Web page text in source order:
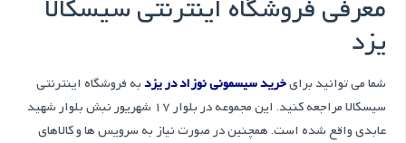
معرفی فروشگاه اینترنتی سیسکالا
یزد
شما می توانید برایخرید سیسمونی نوزاد در یزدبه فروشگاه اینترنتی
سیسکالا مراجعه کنید. این مجموعه در بلوار 17 شهریور نبش بلوار شهید
عابدی واقع شده است. همچنین در صورت نیاز به سرویس ها و کالاهای